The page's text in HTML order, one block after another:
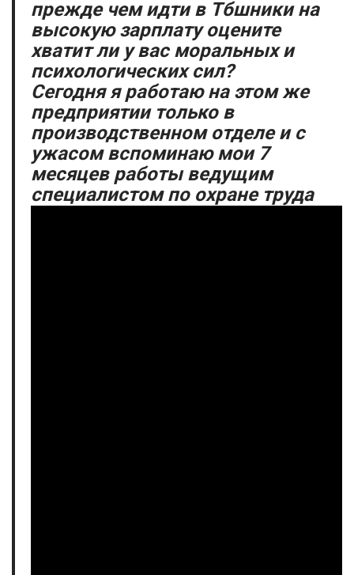
прежде чем идти в Тбшникина
высокую зарплатуоцените
хватитли у вас моральных и
психологических сил?
Сегодня я работаю на этом же
предприятии только в
производственном отделе и с
ужасом вспоминаю мои 7
месяцев работы ведущим
специалистом по охране труда